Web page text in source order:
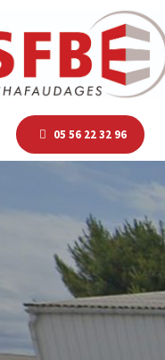
05 56 22 32 96